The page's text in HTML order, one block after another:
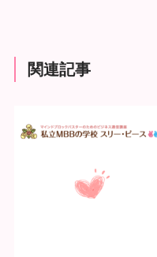
関連記事